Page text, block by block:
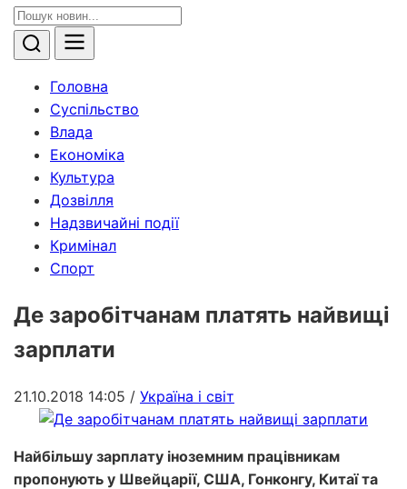
Головна
Суспільство
Влада
Економіка
Культура
Дозвілля
Надзвичайні події
Кримінал
Спорт
Де заробітчанам платять найвищі
зарплати
21.10.2018 14:05 / Україна і світ
Найбільшу зарплату іноземним працівникам
пропонують у Швейцарії, США, Гонконгу, Китаї та